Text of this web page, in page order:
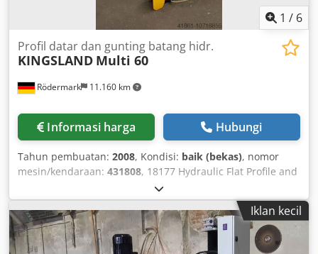
1 / 6
Rödermark 11.160 km
Profil datar dan gunting batang hidr.
KINGSLAND Multi 60
Informasi harga Hubungi
Tahun pembuatan: 2008, Kondisi: baik (bekas), nomor
mesin/kendaraan: 431808, 18177 Hydraulic Flat Profile and
Bar Steel Shear with Notching Unit and Punching Station
Technical Specifications: - Flat Steel Shear: cuts up to 375 x
10 mm or 220 x 20 mm - Profile Steel Shear: - cuts L-angle
steel at 90° up to 130 x 13 mm - Bar Steel Shear: - cuts
round steel up to 45 mm - cuts square steel up to 45 mm -
Iklan kecil